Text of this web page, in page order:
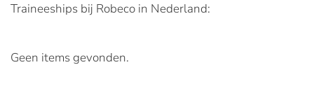
Traineeships bij Robeco in Nederland:
Geen items gevonden.